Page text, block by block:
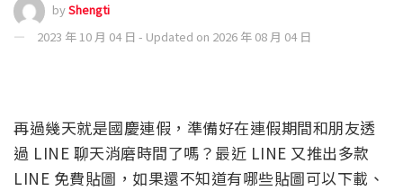
byShengti
2023 年 10 月 04 日 - Updated on 2026 年 08 月 04 日
再過幾天就是國慶連假，準備好在連假期間和朋友透
過 LINE 聊天消磨時間了嗎？最近 LINE 又推出多款
LINE 免費貼圖，如果還不知道有哪些貼圖可以下載、